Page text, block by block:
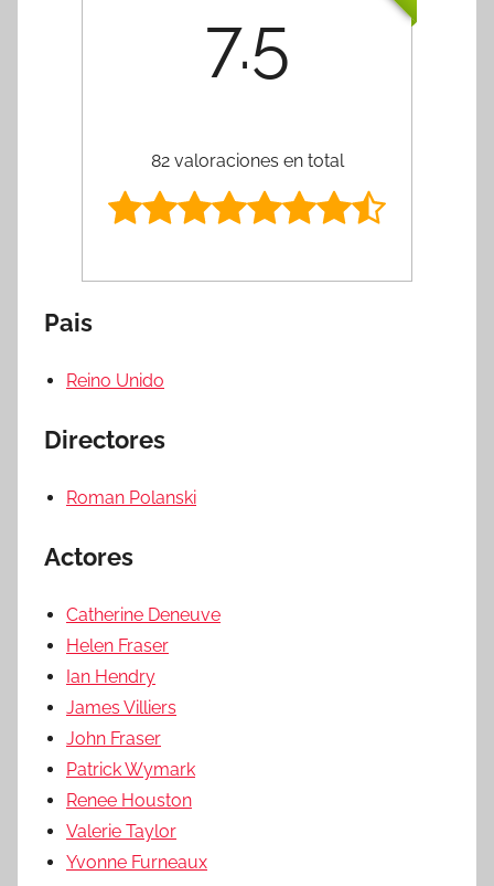
7.5
82 valoraciones en total
Pais
Reino Unido
Directores
Roman Polanski
Actores
Catherine Deneuve
Helen Fraser
Ian Hendry
James Villiers
John Fraser
Patrick Wymark
Renee Houston
Valerie Taylor
Yvonne Furneaux